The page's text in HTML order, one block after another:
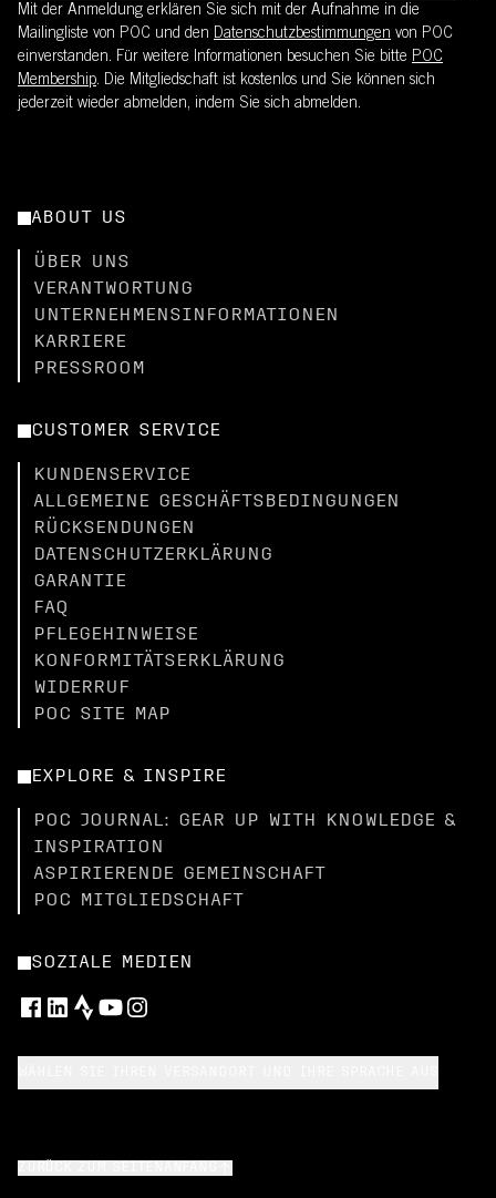
Mit der Anmeldung erklären Sie sich mit der Aufnahme in die
Mailingliste von POC und den Datenschutzbestimmungen von POC
einverstanden. Für weitere Informationen besuchen Sie bitte POC
Membership. Die Mitgliedschaft ist kostenlos und Sie können sich
jederzeit wieder abmelden, indem Sie sich abmelden.
ABOUT US
ÜBER UNS
VERANTWORTUNG
UNTERNEHMENSINFORMATIONEN
KARRIERE
PRESSROOM
CUSTOMER SERVICE
KUNDENSERVICE
ALLGEMEINE GESCHÄFTSBEDINGUNGEN
RÜCKSENDUNGEN
DATENSCHUTZERKLÄRUNG
GARANTIE
FAQ
PFLEGEHINWEISE
KONFORMITÄTSERKLÄRUNG
WIDERRUF
POC SITE MAP
EXPLORE & INSPIRE
POC JOURNAL: GEAR UP WITH KNOWLEDGE &
INSPIRATION
ASPIRIERENDE GEMEINSCHAFT
POC MITGLIEDSCHAFT
SOZIALE MEDIEN